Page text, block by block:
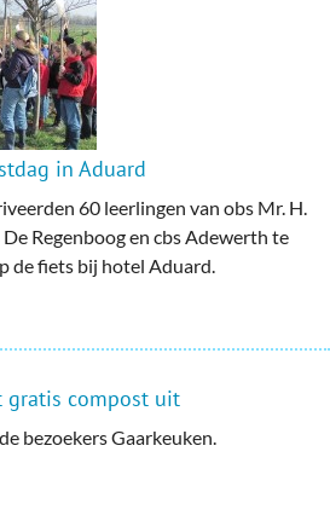
in Aduard
60 leerlingen van obs Mr. H.
Regenboog en cbs Adewerth te
de fiets bij hotel Aduard.
gratis compost uit
bezoekers Gaarkeuken.